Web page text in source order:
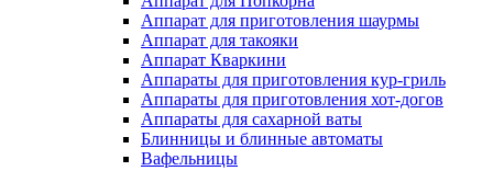
Аппарат для приготовления шаурмы
Аппарат для такояки
Аппарат Кваркини
Аппараты для приготовления кур-гриль
Аппараты для приготовления хот-догов
Аппараты для сахарной ваты
Блинницы и блинные автоматы
Вафельницы